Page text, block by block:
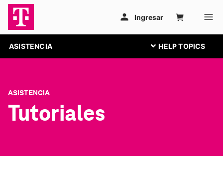
ASISTENCIA
ASISTENCIA
Tutoriales